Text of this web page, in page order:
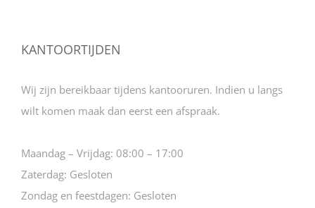
KANTOORTIJDEN
Wij zijn bereikbaar tijdens kantooruren. Indien u langs
wilt komen maak dan eerst een afspraak.
Maandag – Vrijdag: 08:00 – 17:00
Zaterdag: Gesloten
Zondag en feestdagen: Gesloten